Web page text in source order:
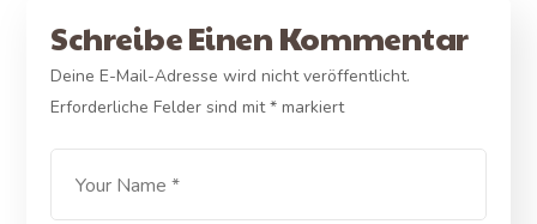
Schreibe Einen Kommentar
Deine E-Mail-Adresse wird nicht veröffentlicht.
Erforderliche Felder sind mit* markiert